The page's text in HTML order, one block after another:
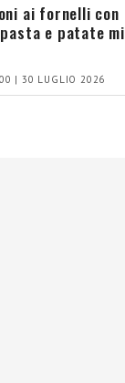
ai fornelli con
e patate mi
| 30 LUGLIO 2026